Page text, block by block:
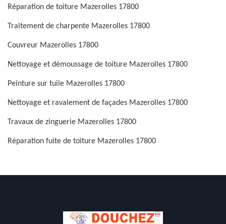
Réparation de toiture Mazerolles 17800
Traitement de charpente Mazerolles 17800
Couvreur Mazerolles 17800
Nettoyage et démoussage de toiture Mazerolles 17800
Peinture sur tuile Mazerolles 17800
Nettoyage et ravalement de façades Mazerolles 17800
Travaux de zinguerie Mazerolles 17800
Réparation fuite de toiture Mazerolles 17800